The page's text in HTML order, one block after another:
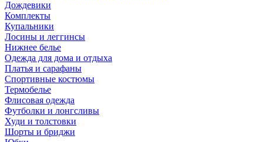
Дождевики
Комплекты
Купальники
Лосины и леггинсы
Нижнее белье
Одежда для дома и отдыха
Платья и сарафаны
Спортивные костюмы
Термобелье
Флисовая одежда
Футболки и лонгсливы
Худи и толстовки
Шорты и бриджи